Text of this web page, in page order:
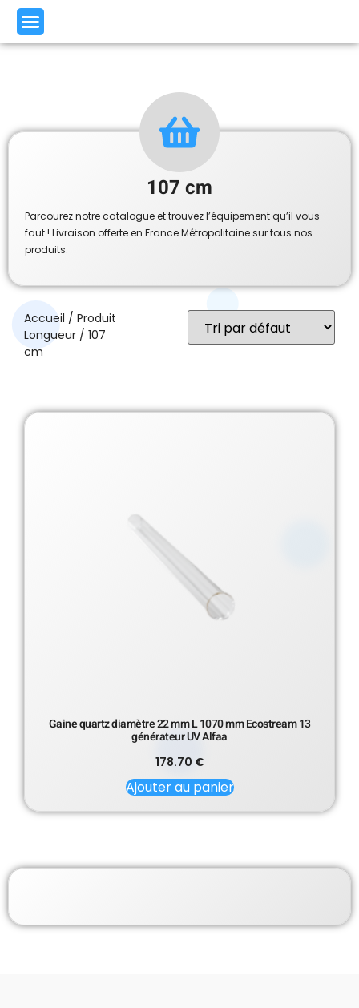
107 cm
Parcourez notre catalogue et trouvez l’équipement qu’il vous
faut ! Livraison offerte en France Métropolitaine sur tous nos
produits.
Accueil / Produit
Longueur / 107
cm
Gaine quartz diamètre 22 mm L 1070 mm Ecostream 13
générateur UV Alfaa
178.70 €
Ajouter au panier